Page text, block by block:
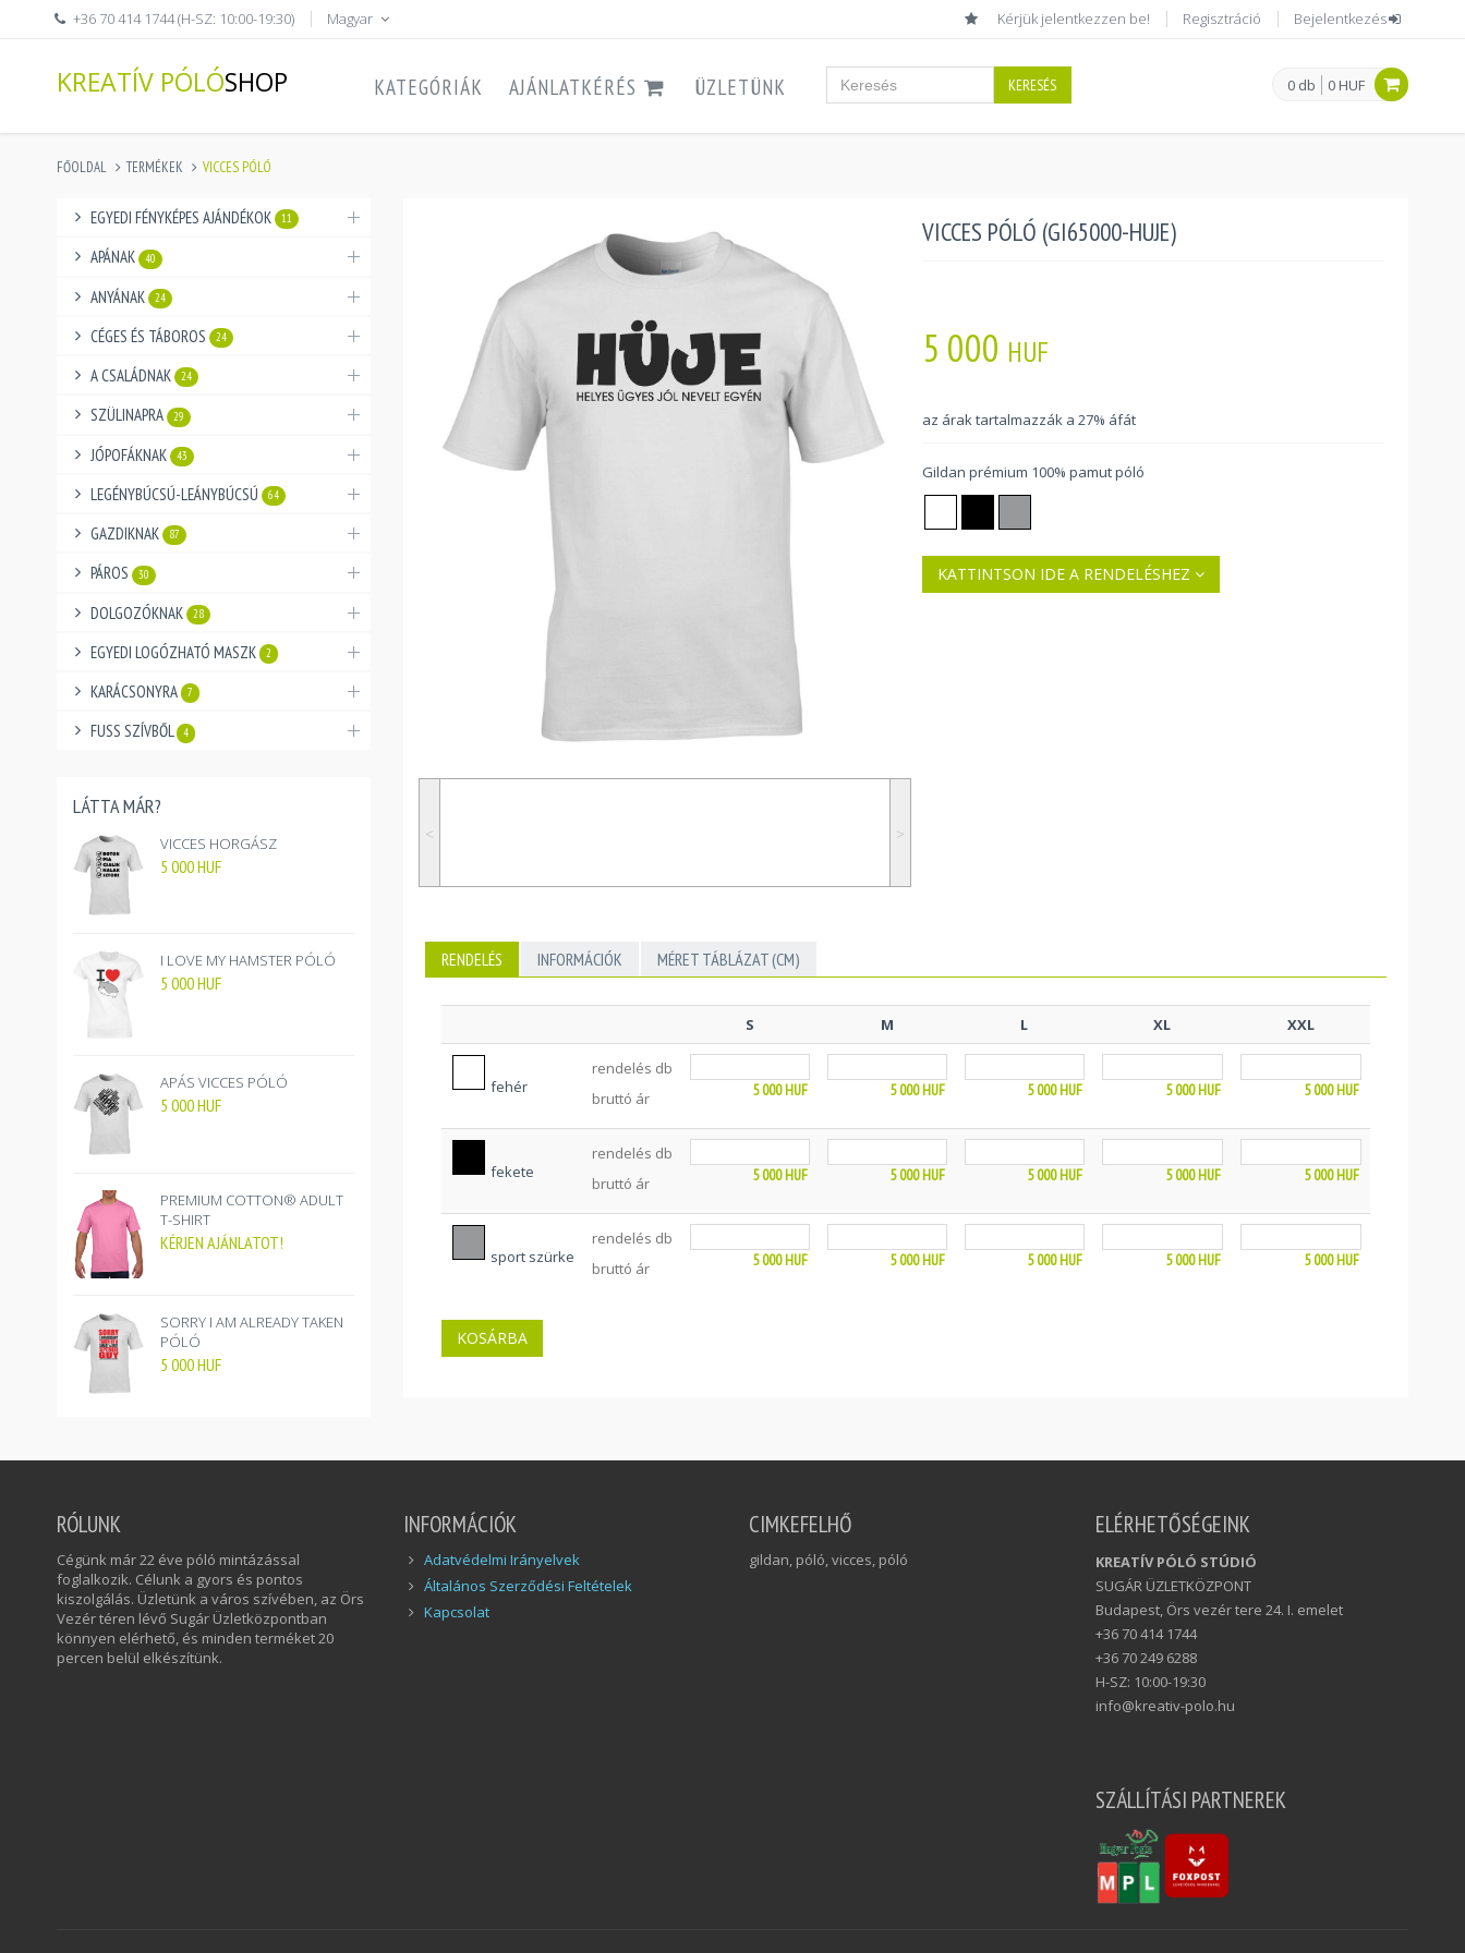
+36 70 414 1744 (H-SZ: 10:00-19:30) Magyar Kérjük jelentkezzen be! Regisztráció Bejelentkezés
KREATÍV PÓLÓSHOP 0 db 0 HUF
KATEGÓRIÁK AJÁNLATKÉRÉS ÜZLETÜNK KERESÉS
FŐOLDAL TERMÉKEK VICCES PÓLÓ
EGYEDI FÉNYKÉPES AJÁNDÉKOK 11
APÁNAK 40
ANYÁNAK 24
CÉGES ÉS TÁBOROS 24
A CSALÁDNAK 24
SZÜLINAPRA 29
JÓPOFÁKNAK 43
LEGÉNYBÚCSÚ-LEÁNYBÚCSÚ 64
GAZDIKNAK 87
PÁROS 30
DOLGOZÓKNAK 28
EGYEDI LOGÓZHATÓ MASZK 2
KARÁCSONYRA 7
FUSS SZÍVBŐL 4
LÁTTA MÁR?
VICCES HORGÁSZ
5 000HUF
I LOVE MY HAMSTER PÓLÓ
5 000HUF
APÁS VICCES PÓLÓ
5 000HUF
PREMIUM COTTON® ADULT
T-SHIRT
KÉRJEN AJÁNLATOT!
SORRY I AM ALREADY TAKEN
PÓLÓ
5 000HUF
˂ ˃
VICCES PÓLÓ (GI65000-HUJE)
5 000 HUF
az árak tartalmazzák a 27% áfát
Gildan prémium 100% pamut póló
KATTINTSON IDE A RENDELÉSHEZ
RENDELÉS INFORMÁCIÓK MÉRET TÁBLÁZAT (CM)
S M L XL XXL
fehér
rendelés db
bruttó ár
5 000HUF 5 000HUF 5 000HUF 5 000HUF 5 000HUF
fekete
rendelés db
bruttó ár
5 000HUF 5 000HUF 5 000HUF 5 000HUF 5 000HUF
sport szürke
rendelés db
bruttó ár
5 000HUF 5 000HUF 5 000HUF 5 000HUF 5 000HUF
RÓLUNK
Cégünk már 22 éve póló mintázással
foglalkozik. Célunk a gyors és pontos
kiszolgálás. Üzletünk a város szívében, az Örs
Vezér téren lévő Sugár Üzletközpontban
könnyen elérhető, és minden terméket 20
percen belül elkészítünk.
INFORMÁCIÓK
Adatvédelmi Irányelvek
Általános Szerződési Feltételek
Kapcsolat
CIMKEFELHŐ
gildan, póló, vicces, póló
ELÉRHETŐSÉGEINK
KREATÍV PÓLÓ STÚDIÓ
SUGÁR ÜZLETKÖZPONT
Budapest, Örs vezér tere 24. I. emelet
+36 70 414 1744
+36 70 249 6288
H-SZ: 10:00-19:30
info@kreativ-polo.hu
SZÁLLÍTÁSI PARTNEREK